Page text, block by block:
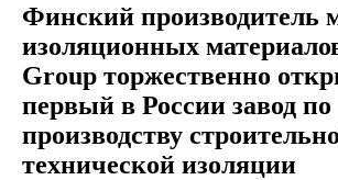
Финский производитель
изоляционных
Group торжественно
первый в России завод по
производству
технической изоляции